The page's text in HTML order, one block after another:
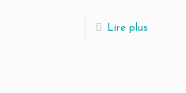
Lire plus